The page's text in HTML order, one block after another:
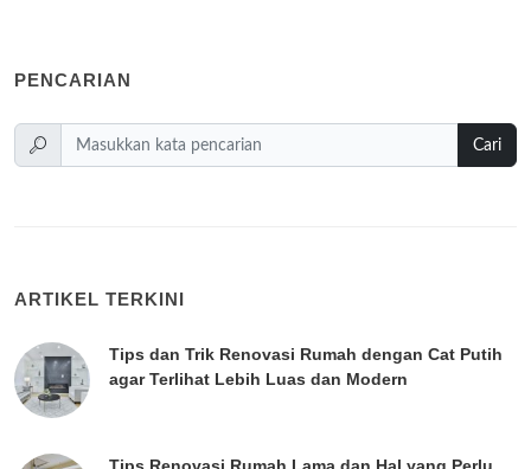
PENCARIAN
Cari
ARTIKEL TERKINI
Tips dan Trik Renovasi Rumah dengan Cat Putih
agar Terlihat Lebih Luas dan Modern